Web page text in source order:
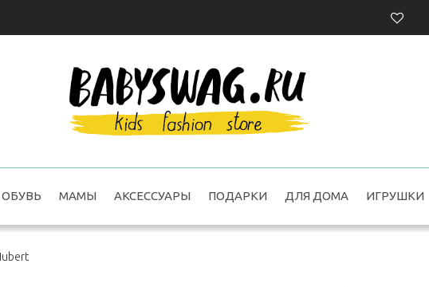
ОБУВЬ МАМЫ АКСЕССУАРЫ ПОДАРКИ ДЛЯ ДОМА ИГРУШКИ